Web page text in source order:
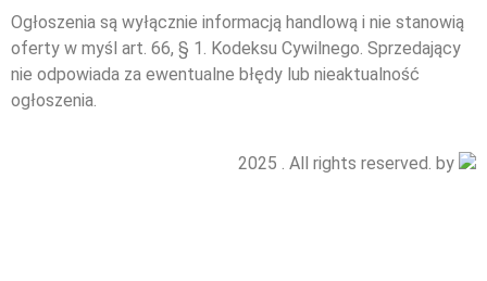
Ogłoszenia są wyłącznie informacją handlową i nie stanowią
oferty w myśl art. 66, § 1. Kodeksu Cywilnego. Sprzedający
nie odpowiada za ewentualne błędy lub nieaktualność
ogłoszenia.
2025 . All rights reserved. by